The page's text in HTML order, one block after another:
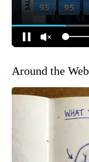
Around the Web